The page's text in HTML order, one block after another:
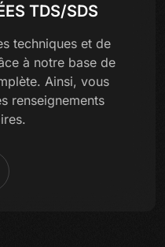
TDS/SDS
techniques et de
à notre base de
Ainsi, vous
renseignements